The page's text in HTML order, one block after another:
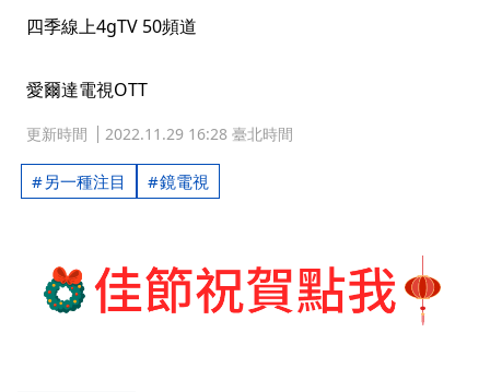
四季線上4gTV 50頻道
愛爾達電視OTT
更新時間 2022.11.29 16:28 臺北時間
另一種注目 鏡電視